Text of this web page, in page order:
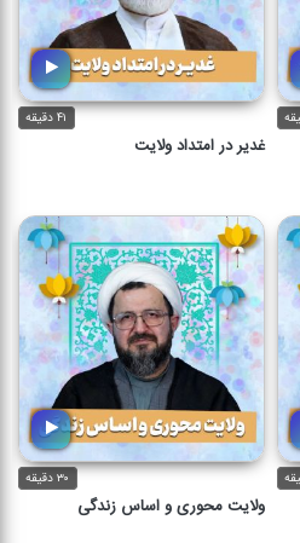
۴۱ دقیقه
غدیر در امتداد ولایت
۳۰ دقیقه
ولایت محوری و اساس زندگی